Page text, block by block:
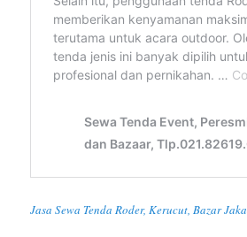
Jasa Sewa Tenda Roder, Kerucut, Bazar